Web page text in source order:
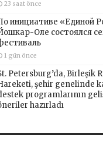
23 saat önce
инициативе «Единой
Оле состоялся
1 gün önce
Petersburg’da, Birleşik
şehir genelinde
programlarının
hazırladı